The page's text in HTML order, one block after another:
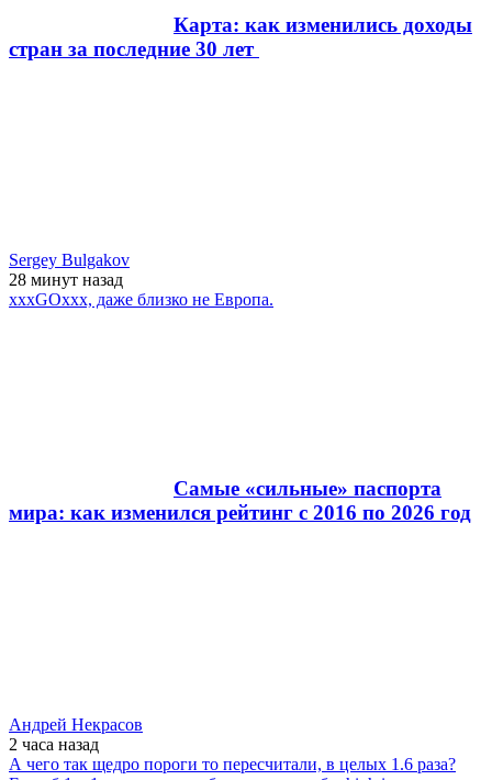
Карта: как изменились доходы
стран за последние 30 лет
Sergey Bulgakov
28 минут назад
xxxGOxxx, даже близко не Европа.
Самые «сильные» паспорта
мира: как изменился рейтинг с 2016 по 2026 год
Андрей Некрасов
2 часа назад
А чего так щедро пороги то пересчитали, в целых 1.6 раза?